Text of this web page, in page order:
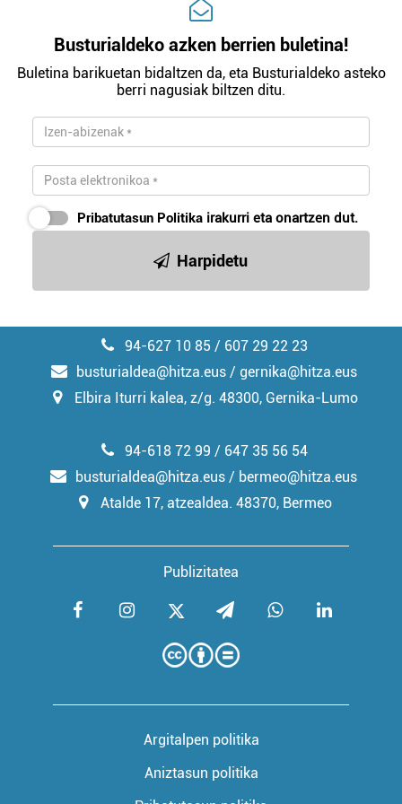
Busturialdeko azken berrien buletina!
Buletina barikuetan bidaltzen da, eta Busturialdeko asteko
berri nagusiak biltzen ditu.
Pribatutasun Politika irakurri eta onartzen dut.
Harpidetu
94-627 10 85 / 607 29 22 23
busturialdea@hitza.eus / gernika@hitza.eus
Elbira Iturri kalea, z/g. 48300, Gernika-Lumo
Publizitatea
94-618 72 99 / 647 35 56 54
busturialdea@hitza.eus / bermeo@hitza.eus
Atalde 17, atzealdea. 48370, Bermeo
Argitalpen politika
Aniztasun politika